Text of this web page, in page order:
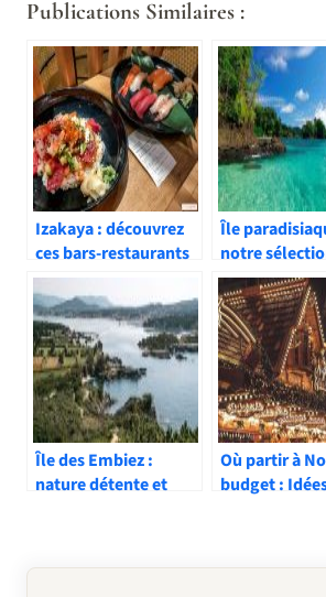
Publications Similaires :
Izakaya : découvrez
ces bars-restaurants
typiques japonais
Île
notre
plus belles
Île des Embiez :
nature détente et
Où partir à
budget :